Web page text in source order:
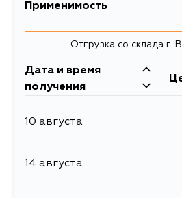
Описание
13-
Применимость
Отгрузка со склада г.
Дата и время
получения
10 августа
14 августа